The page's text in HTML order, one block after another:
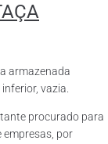
armazenada
vazia.
procurado para
empresas, por